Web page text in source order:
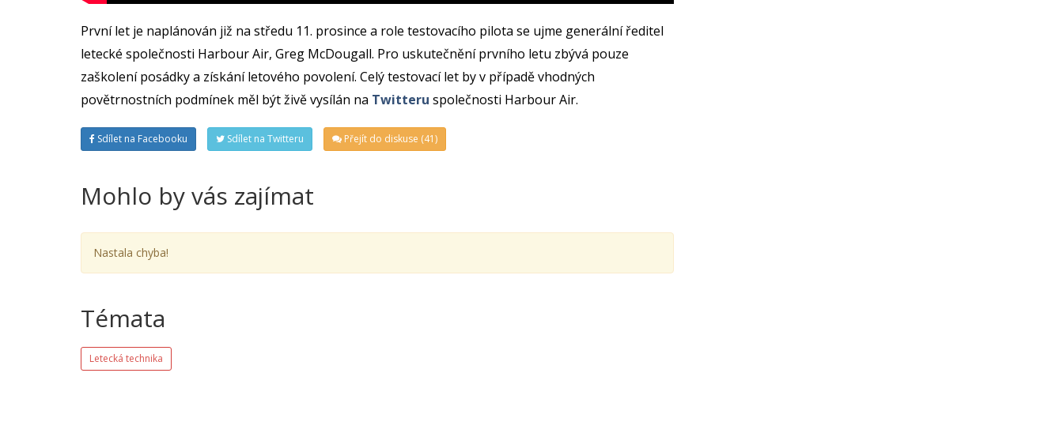
První let je naplánován již na středu 11. prosince a role testovacího pilota se ujme generální ředitel
letecké společnosti Harbour Air, Greg McDougall. Pro uskutečnění prvního letu zbývá pouze
zaškolení posádky a získání letového povolení. Celý testovací let by v případě vhodných
povětrnostních podmínek měl být živě vysílán na Twitteru společnosti Harbour Air.
Sdílet na Facebooku Sdílet na Twitteru Přejít do diskuse (41)
Mohlo by vás zajímat
Nastala chyba!
Témata
Letecká technika